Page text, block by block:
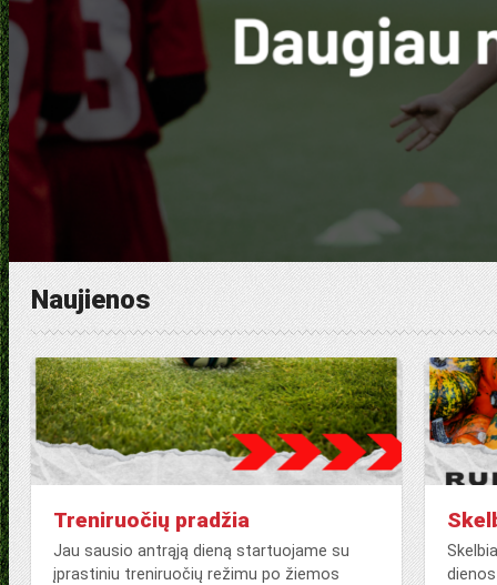
Naujienos
Treniruočių pradžia
Jau sausio antrąją dieną startuojame su
įprastiniu treniruočių režimu po žiemos